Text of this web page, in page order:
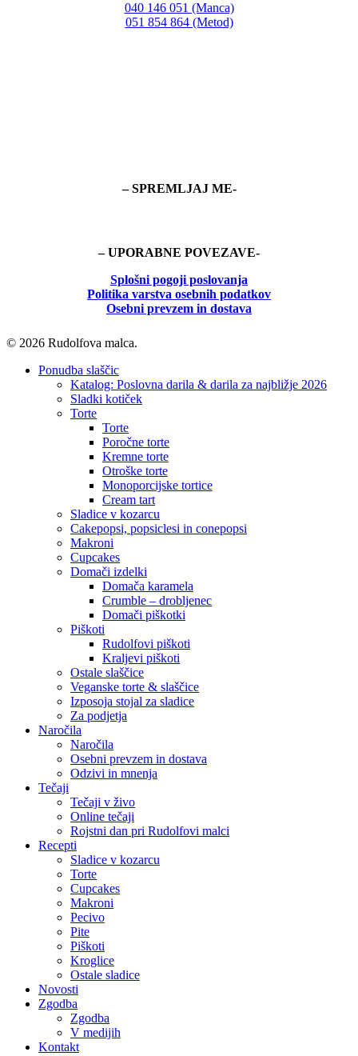
040 146 051 (Manca)
051 854 864 (Metod)
– SPREMLJAJ ME-
– UPORABNE POVEZAVE-
Splošni pogoji poslovanja
Politika varstva osebnih podatkov
Osebni prevzem in dostava
© 2026 Rudolfova malca.
Close
Ponudba slaščic
Katalog: Poslovna darila & darila za najbližje 2026
Sladki kotiček
Torte
Torte
Poročne torte
Kremne torte
Otroške torte
Monoporcijske tortice
Cream tart
Sladice v kozarcu
Cakepopsi, popsiclesi in conepopsi
Makroni
Cupcakes
Domači izdelki
Domača karamela
Crumble – drobljenec
Domači piškotki
Piškoti
Rudolfovi piškoti
Kraljevi piškoti
Ostale slaščice
Veganske torte & slaščice
Izposoja stojal za sladice
Za podjetja
Naročila
Naročila
Osebni prevzem in dostava
Odzivi in mnenja
Tečaji
Tečaji v živo
Online tečaji
Rojstni dan pri Rudolfovi malci
Recepti
Sladice v kozarcu
Torte
Cupcakes
Makroni
Pecivo
Pite
Piškoti
Kroglice
Ostale sladice
Novosti
Zgodba
Zgodba
V medijih
Kontakt